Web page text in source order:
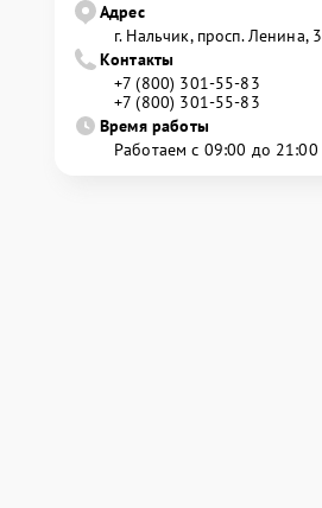
Адрес
г. Нальчик, просп. Ленина, 3
Контакты
+7 (800) 301-55-83
+7 (800) 301-55-83
Время работы
Работаем с 09:00 до 21:00